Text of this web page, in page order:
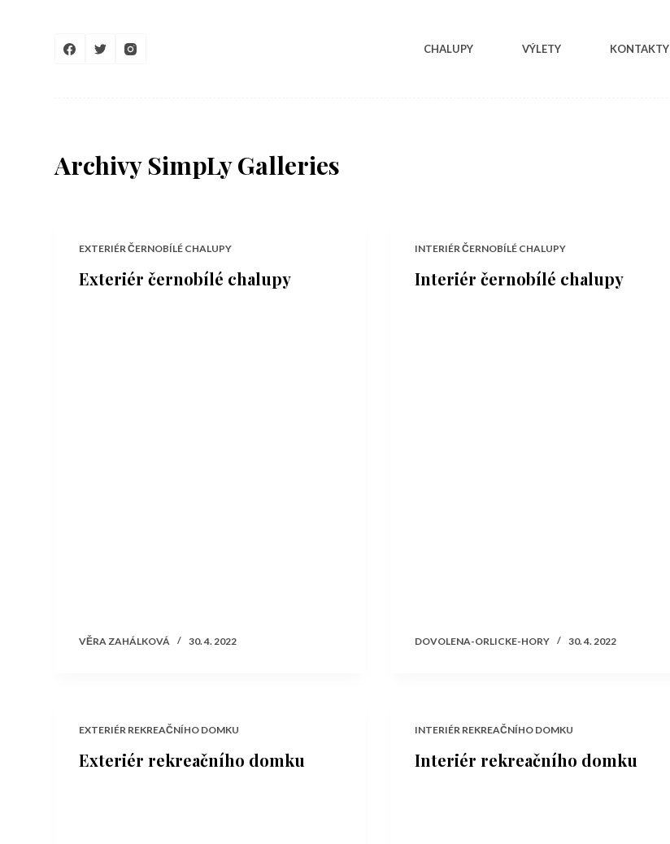
CHALUPY VÝLETY KONTAKTY
ArchivySimpLy Galleries
EXTERIÉR ČERNOBÍLÉ CHALUPY
Exteriér černobílé chalupy
VĚRA ZAHÁLKOVÁ 30. 4. 2022
INTERIÉR ČERNOBÍLÉ CHALUPY
Interiér černobílé chalupy
DOVOLENA-ORLICKE-HORY 30. 4. 2022
EXTERIÉR REKREAČNÍHO DOMKU
Exteriér rekreačního domku
INTERIÉR REKREAČNÍHO DOMKU
Interiér rekreačního domku